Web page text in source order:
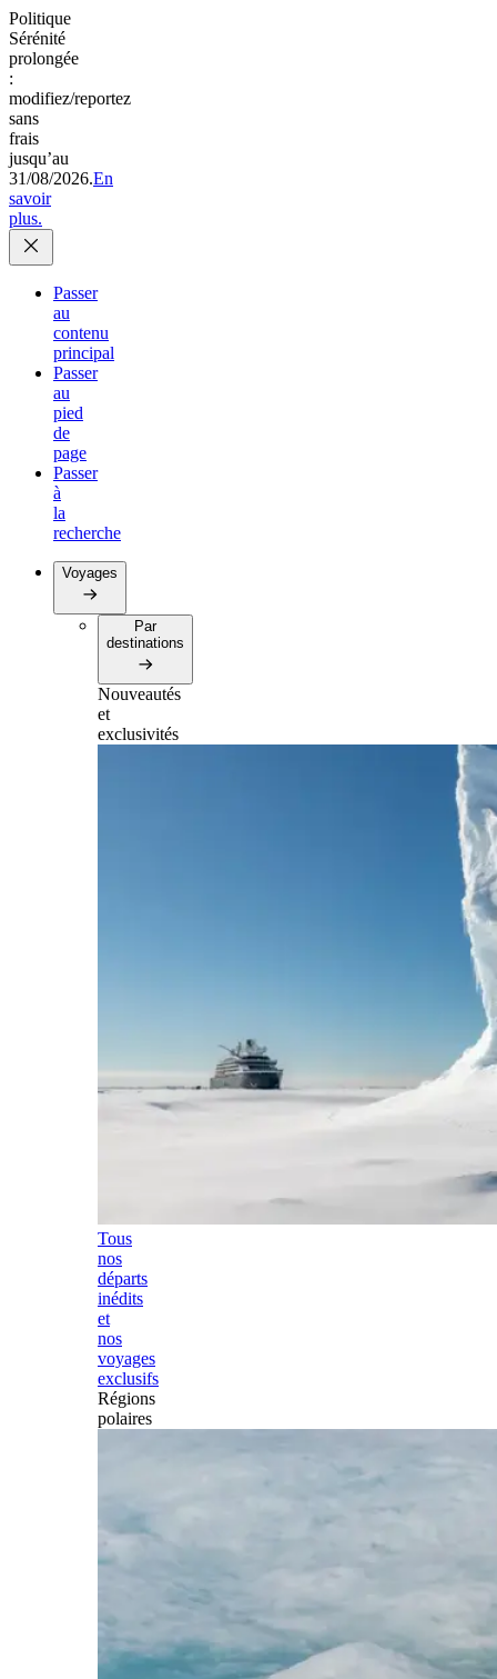
Politique
Sérénité
prolongée
:
modifiez/reportez
sans
frais
jusqu’au
31/08/2026.En
savoir
plus.
Passer
au
contenu
principal
Passer
au
pied
de
page
Passer
à
la
recherche
Voyages
Par
destinations
Nouveautés
et
exclusivités
Tous
nos
départs
inédits
et
nos
voyages
exclusifs
Régions
polaires